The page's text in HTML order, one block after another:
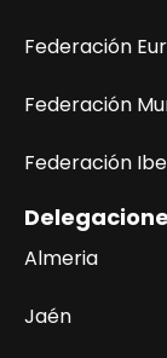
Federación
Federación
Federación
Almeria
Jaén